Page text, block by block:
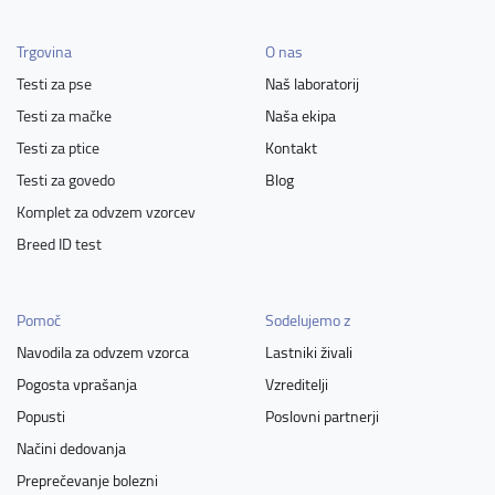
Arteško normandijski baset
Australian Stumpy Tail Cattle Dog
Auvernejski ptičar
Avstralski govedar
Avstralski ovčar
Avstralski ovčar- miniaturni
Avstralski ovčar- toy
Avstralski svilnati terier
Avstralski terier
Avstrijski kratkodlaki pinč
Azorski govedar (Căo Fila De Săo Miguel)
Beagle zajčar
Bedlingtonski terier
Belgijski grifon
Belgijski ovčar - Groenendael
Belgijski ovčar - Laekenois
Belgijski ovčar - Malinois
Belgijski ovčar - Tervueren
Beli švicarski ovčar
Bergamski ovčar
Bernardinec
Bernski planšarski pes
Bloodhound - Pes sv. Huberta
Trgovina
Testi za pse
Testi za mačke
Testi za ptice
Testi za govedo
Komplet za odvzem vzorcev
Breed ID test
O nas
Naš laboratorij
Naša ekipa
Kontakt
Blog
Pomoč
Navodila za odvzem vzorca
Pogosta vprašanja
Popusti
Načini dedovanja
Preprečevanje bolezni
Sodelujemo z
Lastniki živali
Vzreditelji
Poslovni partnerji